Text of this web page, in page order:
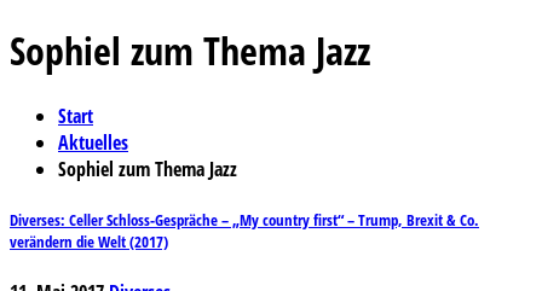
Sophiel zum Thema Jazz
Start
Aktuelles
Sophiel zum Thema Jazz
Diverses: Celler Schloss-Gespräche – „My country first“ – Trump, Brexit & Co.
verändern die Welt (2017)